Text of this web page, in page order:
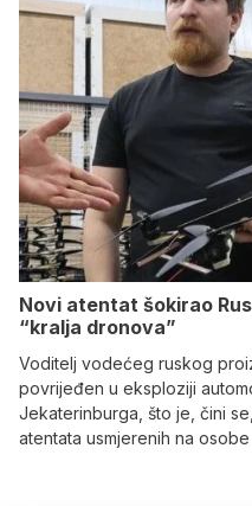
Novi atentat šokirao
“kralja dronova”
Voditelj vodećeg ruskog
povrijeđen u eksploziji
Jekaterinburga, što je, čini
atentata usmjerenih na